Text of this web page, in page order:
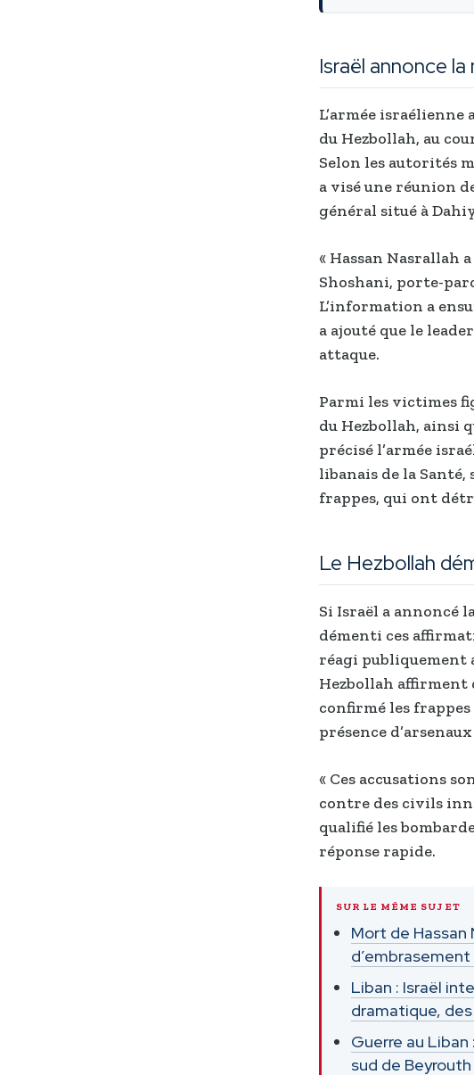
Israël annonce
L’armée
du Hezbollah, au
Selon les autorités
a visé une réunion
général situé à
« Hassan Nasrallah
Shoshani, porte-
L’information a
a ajouté que le
attaque.
Parmi les victimes
du Hezbollah, ainsi
précisé l’armée
libanais de la Santé,
frappes, qui ont
Le Hezbollah
Si Israël a annoncé
démenti ces
réagi publiquement
Hezbollah affirment
confirmé les
présence
« Ces accusations
contre des civils
qualifié les
réponse rapide.
SUR LE MÊME SUJET
Mort de
d’embrasement
Liban : Israël
dramatique,
Guerre au
sud de Beyrouth